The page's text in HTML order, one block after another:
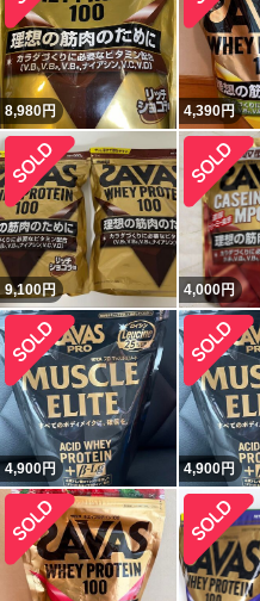
8,980円 4,390円
9,100円 4,000円
4,900円 4,900円